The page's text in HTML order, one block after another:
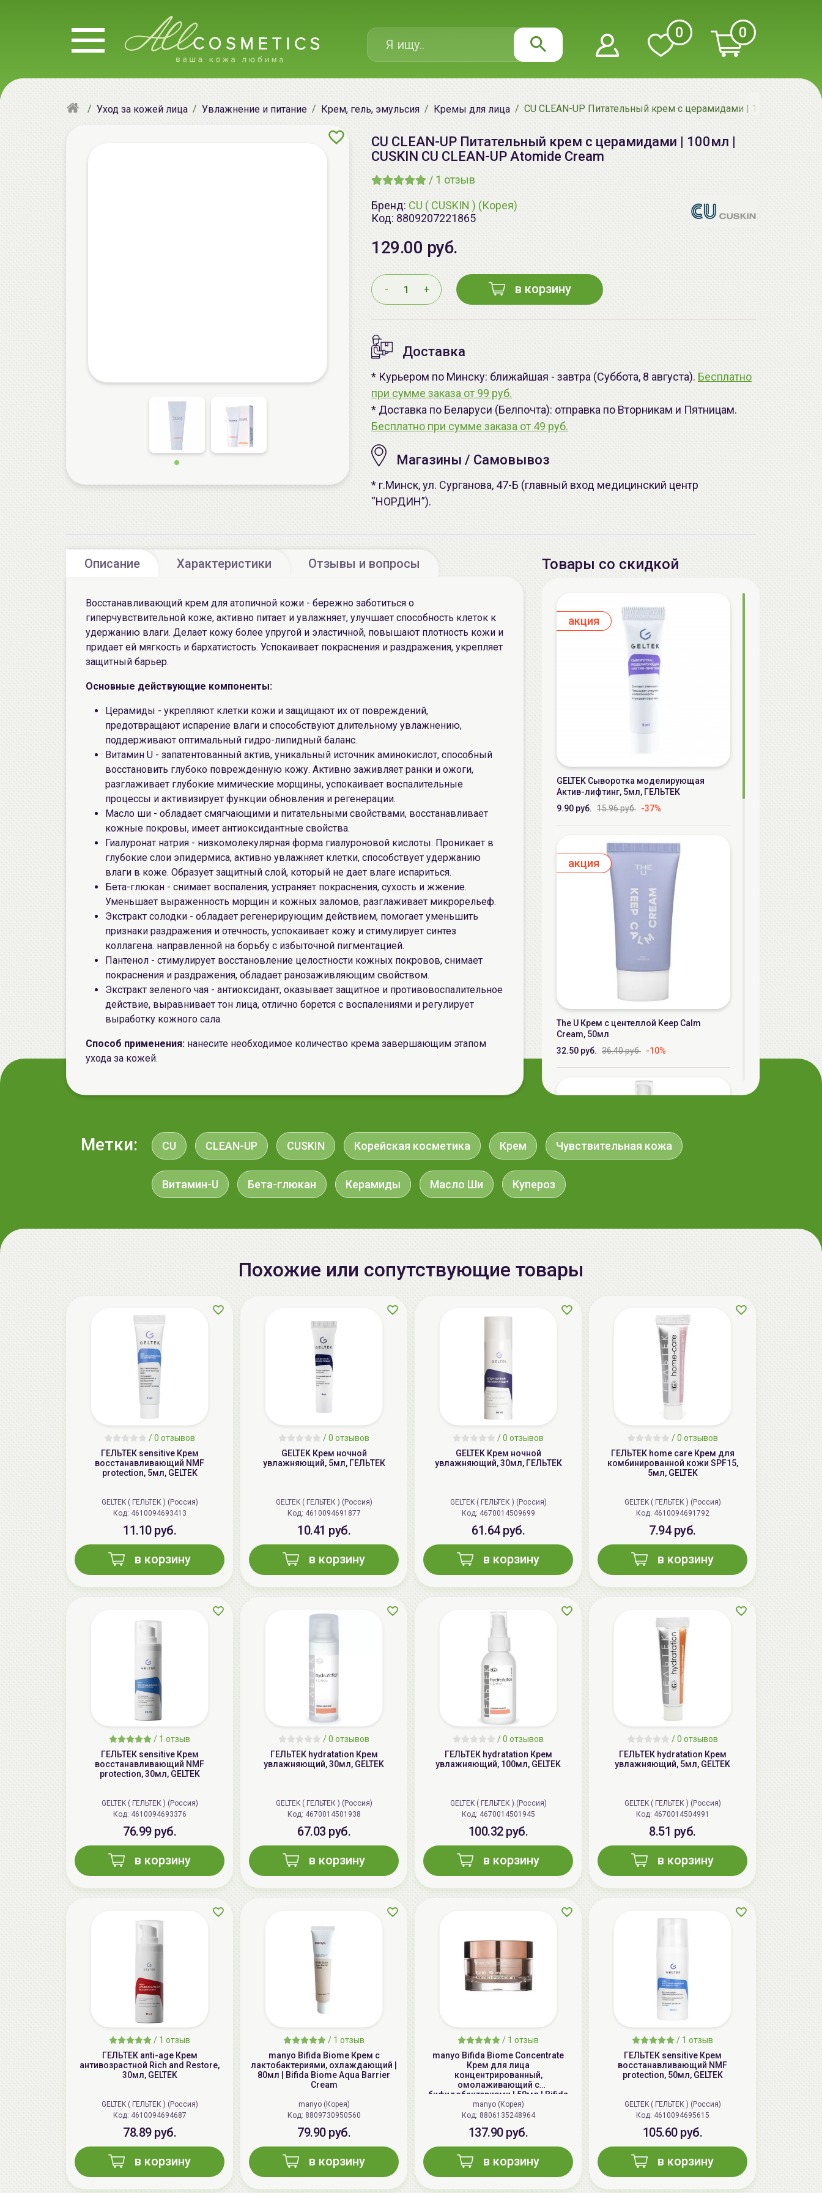
0 0
Уход за кожей лица Увлажнение и питание Крем, гель, эмульсия Кремы для лица CU CLEAN-UP Питательный крем с церамидами | 100мл |
CU CLEAN-UP Питательный крем с церамидами | 100мл |
CUSKIN CU CLEAN-UP Atomide Cream
/ 1 отзыв
Бренд: CU ( CUSKIN ) (Корея)
Код: 8809207221865
129.00 руб.
- + в корзину
Доставка
* Курьером по Минску: ближайшая - завтра (Суббота, 8 августа). Бесплатно
при сумме заказа от 99 руб.
* Доставка по Беларуси (Белпочта): отправка по Вторникам и Пятницам.
Бесплатно при сумме заказа от 49 руб.
Магазины / Самовывоз
* г.Минск, ул. Сурганова, 47-Б (главный вход медицинский центр
“НОРДИН”).
Описание Характеристики Отзывы и вопросы
Восстанавливающий крем для атопичной кожи - бережно заботиться о
гиперчувствительной коже, активно питает и увлажняет, улучшает способность клеток к
удержанию влаги. Делает кожу более упругой и эластичной, повышают плотность кожи и
придает ей мягкость и бархатистость. Успокаивает покраснения и раздражения, укрепляет
защитный барьер.
Основные действующие компоненты:
Церамиды - укрепляют клетки кожи и защищают их от повреждений,
предотвращают испарение влаги и способствуют длительному увлажнению,
поддерживают оптимальный гидро-липидный баланс.
Витамин U - запатентованный актив, уникальный источник аминокислот, способный
восстановить глубоко поврежденную кожу. Активно заживляет ранки и ожоги,
разглаживает глубокие мимические морщины, успокаивает воспалительные
процессы и активизирует функции обновления и регенерации.
Масло ши - обладает смягчающими и питательными свойствами, восстанавливает
кожные покровы, имеет антиоксидантные свойства.
Гиалуронат натрия - низкомолекулярная форма гиалуроновой кислоты. Проникает в
глубокие слои эпидермиса, активно увлажняет клетки, способствует удержанию
влаги в коже. Образует защитный слой, который не дает влаге испариться.
Бета-глюкан - снимает воспаления, устраняет покраснения, сухость и жжение.
Уменьшает выраженность морщин и кожных заломов, разглаживает микрорельеф.
Экстракт солодки - обладает регенерирующим действием, помогает уменьшить
признаки раздражения и отечность, успокаивает кожу и стимулирует синтез
коллагена. направленной на борьбу с избыточной пигментацией.
Пантенол - стимулирует восстановление целостности кожных покровов, снимает
покраснения и раздражения, обладает ранозаживляющим свойством.
Экстракт зеленого чая - антиоксидант, оказывает защитное и противовоспалительное
действие, выравнивает тон лица, отлично борется с воспалениями и регулирует
выработку кожного сала.
Способ применения: нанесите необходимое количество крема завершающим этапом
ухода за кожей.
Товары со скидкой
aкция
GELTEK Сыворотка моделирующая
Актив-лифтинг, 5мл, ГЕЛЬТЕК
9.90 руб. 15.96 руб. -37%
aкция
The U Крем с центеллой Keep Calm
Cream, 50мл
32.50 руб. 36.40 руб. -10%
ГЕЛЬТЕК cleansing Маска энзимная
пектиновая, 200г, GELTEK
AiliCode Бальзам для волос
увлажняющий, 250мл
-26%
aкция
AiliCode Восстанавливающий крем-
пилинг для лица, 50мл
Метки: CU CLEAN-UP CUSKIN Корейская косметика Крем Чувствительная кожа
Витамин-U Бета-глюкан Керамиды Масло Ши Купероз
Похожие или сопутствующие товары
/0 отзывов
ГЕЛЬТЕК sensitive Крем
восстанавливающий NMF
protection, 5мл, GELTEK
GELTEK ( ГЕЛЬТЕК ) (Россия)
Код: 4610094693413
11.10 руб.
в корзину
/0 отзывов
GELTEK Крем ночной
увлажняющий, 5мл, ГЕЛЬТЕК
GELTEK ( ГЕЛЬТЕК ) (Россия)
Код: 4610094691877
10.41 руб.
в корзину
/0 отзывов
GELTEK Крем ночной
увлажняющий, 30мл, ГЕЛЬТЕК
GELTEK ( ГЕЛЬТЕК ) (Россия)
Код: 4670014509699
61.64 руб.
в корзину
/0 отзывов
ГЕЛЬТЕК home care Крем для
комбинированной кожи SPF15,
5мл, GELTEK
GELTEK ( ГЕЛЬТЕК ) (Россия)
Код: 4610094691792
7.94 руб.
в корзину
/ 1 отзыв
ГЕЛЬТЕК sensitive Крем
восстанавливающий NMF
protection, 30мл, GELTEK
GELTEK ( ГЕЛЬТЕК ) (Россия)
Код: 4610094693376
76.99 руб.
в корзину
/0 отзывов
ГЕЛЬТЕК hydratation Крем
увлажняющий, 30мл, GELTEK
GELTEK ( ГЕЛЬТЕК ) (Россия)
Код: 4670014501938
67.03 руб.
в корзину
/0 отзывов
ГЕЛЬТЕК hydratation Крем
увлажняющий, 100мл, GELTEK
GELTEK ( ГЕЛЬТЕК ) (Россия)
Код: 4670014501945
100.32 руб.
в корзину
/0 отзывов
ГЕЛЬТЕК hydratation Крем
увлажняющий, 5мл, GELTEK
GELTEK ( ГЕЛЬТЕК ) (Россия)
Код: 4670014504991
8.51 руб.
в корзину
/ 1 отзыв
ГЕЛЬТЕК anti-age Крем
антивозрастной Rich and Restore,
30мл, GELTEK
GELTEK ( ГЕЛЬТЕК ) (Россия)
Код: 4610094694687
78.89 руб.
в корзину
/ 1 отзыв
manyo Bifida Biome Крем с
лактобактериями, охлаждающий |
80мл | Bifida Biome Aqua Barrier
Cream
manyo (Корея)
Код: 8809730950560
79.90 руб.
в корзину
/ 1 отзыв
manyo Bifida Biome Concentrate
Крем для лица
концентрированный,
омолаживающий с
бифидобактериями | 50мл | Bifida
Biome Concentrate Cream
manyo (Корея)
Код: 8806135248964
137.90 руб.
в корзину
/ 1 отзыв
ГЕЛЬТЕК sensitive Крем
восстанавливающий NMF
protection, 50мл, GELTEK
GELTEK ( ГЕЛЬТЕК ) (Россия)
Код: 4610094695615
105.60 руб.
в корзину